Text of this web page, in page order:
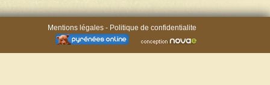
Mentions légales - Politique de confidentialite